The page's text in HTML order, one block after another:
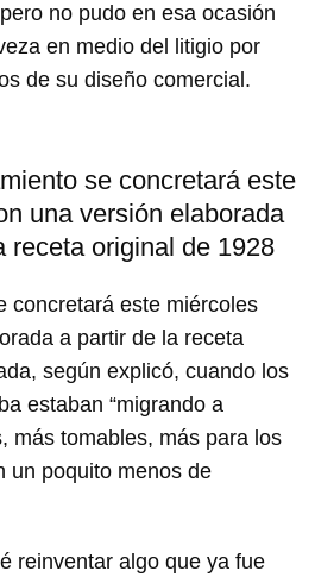
no pudo en esa ocasión
en medio del litigio por
de su diseño comercial.
se concretará este
una versión elaborada
receta original de 1928
concretará este miércoles
a partir de la receta
según explicó, cuando los
estaban “migrando a
más tomables, más para los
un poquito menos de
reinventar algo que ya fue